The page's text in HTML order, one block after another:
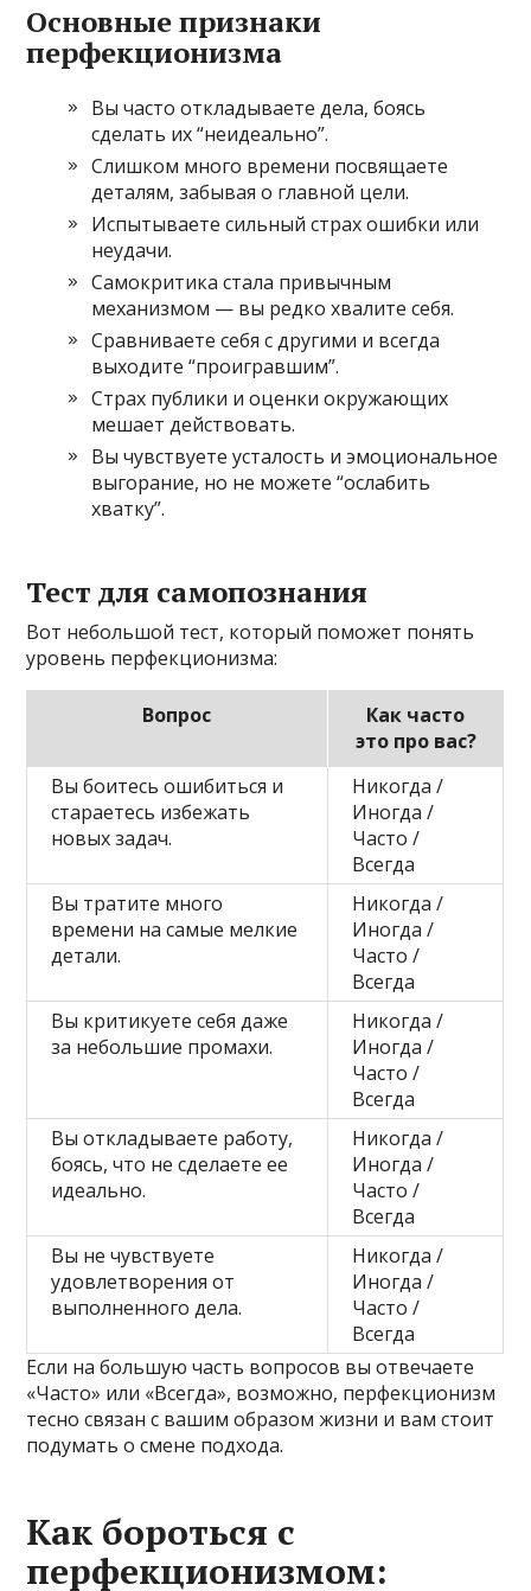
Основные признаки
перфекционизма
Вы часто откладываете дела, боясь
сделать их “неидеально”.
Слишком много времени посвящаете
деталям, забывая о главной цели.
Испытываете сильный страх ошибки или
неудачи.
Самокритика стала привычным
механизмом — вы редко хвалите себя.
Сравниваете себя с другими и всегда
выходите “проигравшим”.
Страх публики и оценки окружающих
мешает действовать.
Вы чувствуете усталость и эмоциональное
выгорание, но не можете “ослабить
хватку”.
Тест для самопознания
Вот небольшой тест, который поможет понять
уровень перфекционизма:
Вопрос
Как часто
это про вас?
Вы боитесь ошибиться и
стараетесь избежать
новых задач.
Никогда /
Иногда /
Часто /
Всегда
Вы тратите много
времени на самые мелкие
детали.
Никогда /
Иногда /
Часто /
Всегда
Вы критикуете себя даже
за небольшие промахи.
Никогда /
Иногда /
Часто /
Всегда
Вы откладываете работу,
боясь, что не сделаете ее
идеально.
Никогда /
Иногда /
Часто /
Всегда
Вы не чувствуете
удовлетворения от
выполненного дела.
Никогда /
Иногда /
Часто /
Всегда
Если на большую часть вопросов вы отвечаете
«Часто» или «Всегда», возможно, перфекционизм
тесно связан с вашим образом жизни и вам стоит
подумать о смене подхода.
Как бороться с
перфекционизмом: